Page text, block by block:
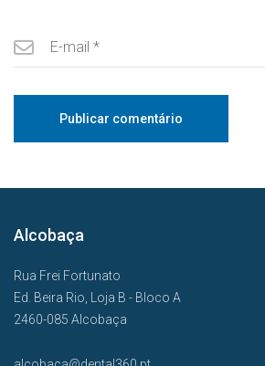
Alcobaça
Rua Frei Fortunato
Ed. Beira Rio, Loja B - Bloco A
2460-085 Alcobaça